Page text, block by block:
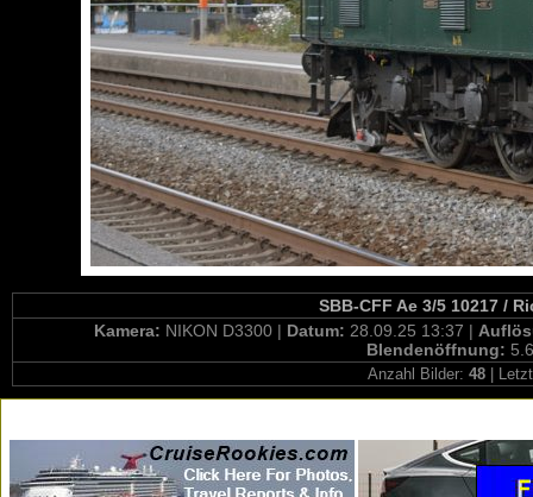
SBB-CFF Ae 3/5 10217 /
Kamera: NIKON D3300 | Datum: 28.09.25 13:37 |
Blendenöffnung:
Anzahl Bilder: 48 |